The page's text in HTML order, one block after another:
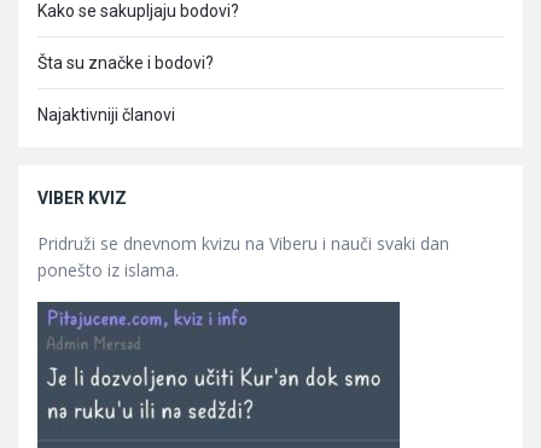
Kako se sakupljaju bodovi?
Šta su značke i bodovi?
Najaktivniji članovi
VIBER KVIZ
Pridruži se dnevnom kvizu na Viberu i nauči svaki dan
ponešto iz islama.